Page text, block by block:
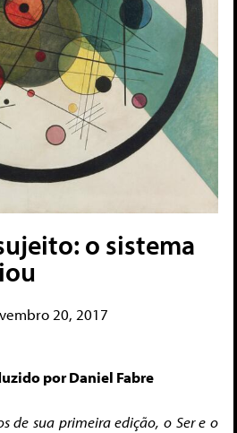
o sistema
20, 2017
por Daniel Fabre
de sua primeira edição, o Ser e o